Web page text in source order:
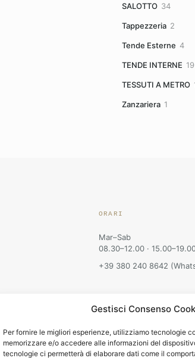
Gestisci Consenso
Per fornire le migliori esperienze, utilizziamo tecnologie
memorizzare e/o accedere alle informazioni del
tecnologie ci permetterà di elaborare dati come il
SALOTTO 3434
Tappezzeria 22
Tende Esterne 44
TENDE INTERNE 19
TESSUTI A METRO
Zanzariera 11
ORARI
Mar–Sab
08.30–12.00 ·
+39 380 240 8642